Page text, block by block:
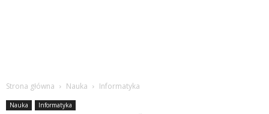
Strona główna Nauka Informatyka
Nauka Informatyka